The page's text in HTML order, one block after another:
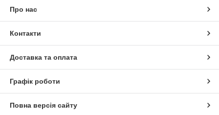
Про нас
Контакти
Доставка та оплата
Графік роботи
Повна версія сайту